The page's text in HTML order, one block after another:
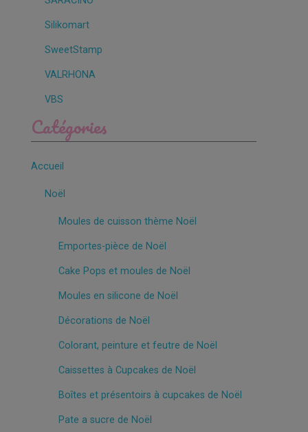
Silikomart
SweetStamp
VALRHONA
VBS
Catégories
Accueil
Noël
Moules de cuisson thème Noël
Emportes-pièce de Noël
Cake Pops et moules de Noël
Moules en silicone de Noël
Décorations de Noël
Colorant, peinture et feutre de Noël
Caissettes à Cupcakes de Noël
Boîtes et présentoirs à cupcakes de Noël
Pate a sucre de Noël